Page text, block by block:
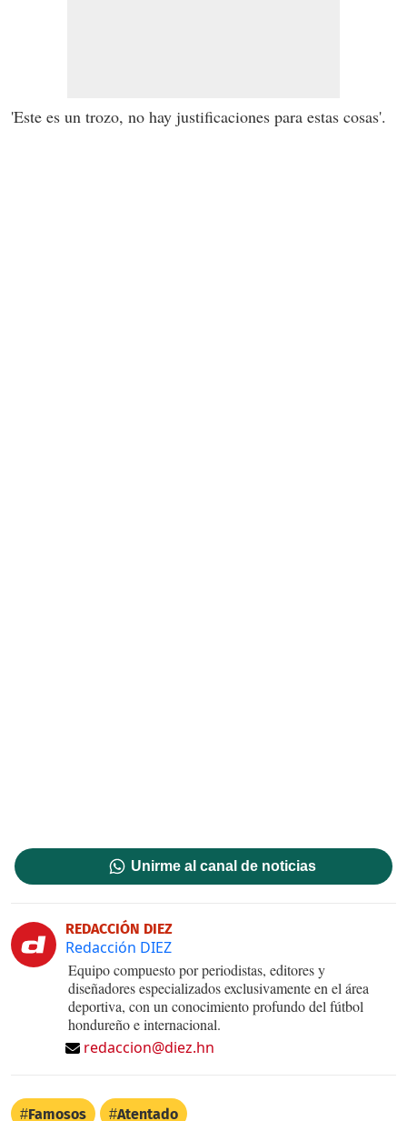
'Este es un trozo, no hay justificaciones para estas cosas'.
Unirme al canal de noticias
REDACCIÓN DIEZ
Redacción DIEZ
Equipo compuesto por periodistas, editores y
diseñadores especializados exclusivamente en el área
deportiva, con un conocimiento profundo del fútbol
hondureño e internacional.
redaccion@diez.hn
Famosos Atentado